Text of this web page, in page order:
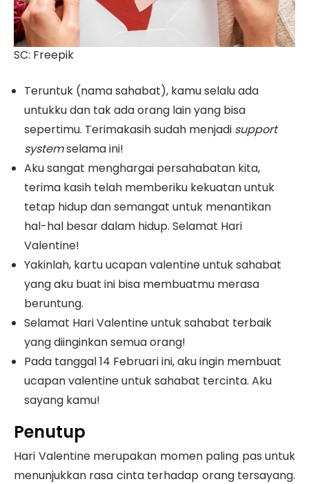
SC: Freepik
Teruntuk (nama sahabat), kamu selalu ada
untukku dan tak ada orang lain yang bisa
sepertimu. Terimakasih sudah menjadi support
systemselama ini!
Aku sangat menghargai persahabatan kita,
terima kasih telah memberiku kekuatan untuk
tetap hidup dan semangat untuk menantikan
hal-hal besar dalam hidup. Selamat Hari
Valentine!
Yakinlah, kartu ucapan valentine untuk sahabat
yang aku buat ini bisa membuatmu merasa
beruntung.
Selamat Hari Valentine untuk sahabat terbaik
yang diinginkan semua orang!
Pada tanggal 14 Februari ini, aku ingin membuat
ucapan valentine untuk sahabat tercinta. Aku
sayang kamu!
Penutup
Hari Valentine merupakan momen paling pas untuk
menunjukkan rasa cinta terhadap orang tersayang.